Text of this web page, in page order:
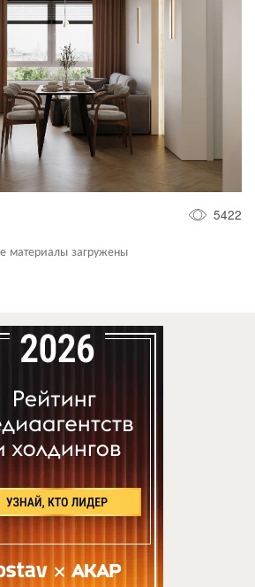
5422
материалы загружены